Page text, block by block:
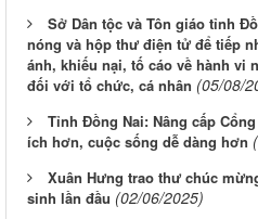
Sở Dân tộc và Tôn giáo tỉnh
nóng và hộp thư điện tử để tiếp
ánh, khiếu nại, tố cáo về hành vi
đối với tổ chức, cá nhân (05/08/
Tỉnh Đồng Nai: Nâng cấp
ích hơn, cuộc sống dễ dàng hơn
Xuân Hưng trao thư chúc
sinh lần đầu (02/06/2025)